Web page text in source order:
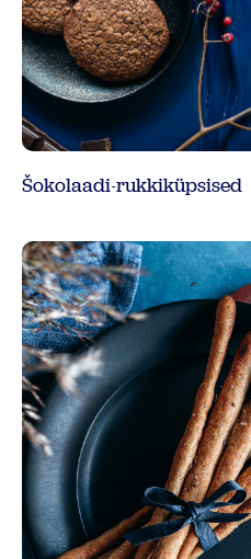
Šokolaadi-rukkiküpsised